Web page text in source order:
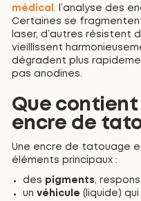
médical , l’analyse des
Certaines se
laser, d’autres résistent
vieillissent
dégradent plus
pas anodines.
Que
encre de
Une encre de tatouage
éléments principaux :
des pigments,
unvéhicule (liquide)